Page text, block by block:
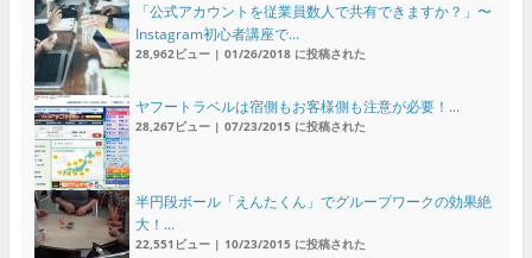
「公式アカウントを従業員数人で共有できますか？」〜
Instagram初心者講座で...
28,962ビュー| 01/26/2018 に投稿された
ヤフートラベルは宿側もお客様側も注意が必要！...
28,267ビュー| 07/23/2015 に投稿された
半円段ボール「えんたくん」でグループワークの効果絶
大！...
22,551ビュー| 10/23/2015 に投稿された